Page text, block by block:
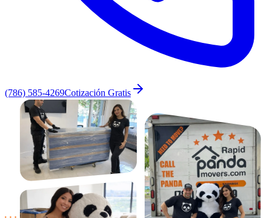
(786) 585-4269Cotización Gratis